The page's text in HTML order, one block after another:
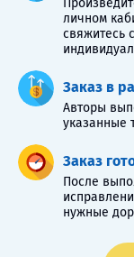
личном
свяжитесь
Заказ в
Авторы
указанные
Заказ
После
нужные